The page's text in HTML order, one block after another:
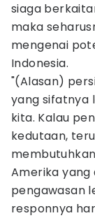
siaga
maka
mengenai
Indonesia.
"(Alasan)
yang sifatnya
kita. Kalau
kedutaan,
Amerika yang
pengawasan
responnya